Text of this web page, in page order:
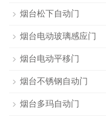
烟台松下自动门
烟台电动玻璃感应门
烟台电动平移门
烟台不锈钢自动门
烟台多玛自动门